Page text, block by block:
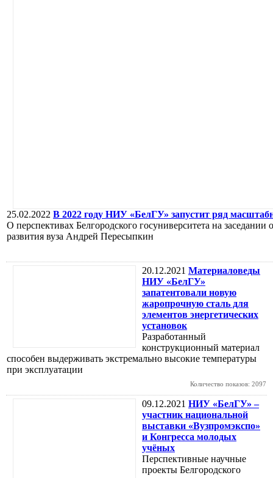
25.02.2022 В 2022 году НИУ «БелГУ» запустит ряд
О перспективах Белгородского госуниверситета на
развития вуза Андрей Пересыпкин
20.12.2021 Материаловеды
НИУ «БелГУ»
запатентовали новую
жаропрочную сталь для
элементов энергетических
установок
Разработанный
конструкционный материал
способен выдерживать экстремально высокие температуры
при эксплуатации
Количество показов: 2097
09.12.2021 НИУ «БелГУ» –
участник национальной
выставки «Вузпромэкспо»
и Конгресса молодых
учёных
Перспективные научные
проекты Белгородского